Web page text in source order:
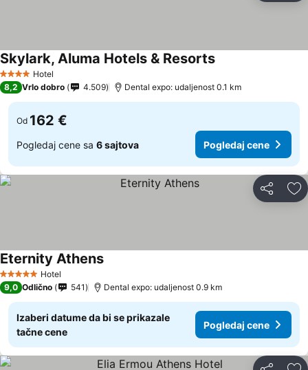
4 ZvezdiceHotel
Skylark, Aluma Hotels & Resorts
8,2 Vrlo dobro 4.509 Dental expo: udaljenost 0.1 km
Od 162 €
Pogledaj cene sa 6 sajtova Pogledaj cene
Deli
5 ZvezdiceHotel
Eternity Athens
9,0 Odlično 541 Dental expo: udaljenost 0.9 km
Izaberi datume da bi se prikazale
tačne cene
Pogledaj cene